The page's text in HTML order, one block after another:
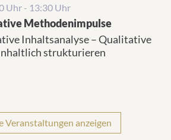
Uhr - 13:30 Uhr
Methodenimpulse
Inhaltsanalyse – Qualitative
strukturieren
Veranstaltungen anzeigen